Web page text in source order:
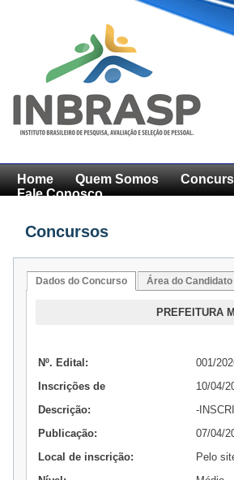
Home Quem Somos
Fale Conosco
Concursos
Dados do Concurso Área do Candidato
PREFEITURA
Nº. Edital:
001/
Inscrições de
10/04/
Descrição:
-
Publicação:
07/04/
Local de inscrição:
Pelo